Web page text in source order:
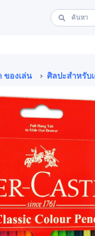
ของเล่น ศิลปะสำหรับ